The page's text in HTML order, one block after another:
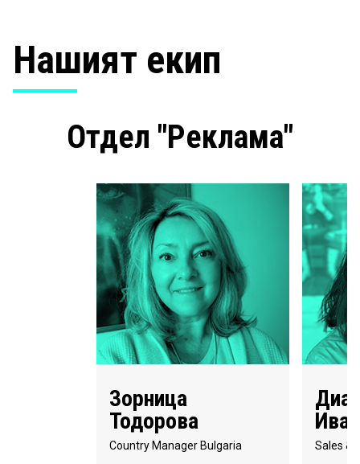
Нашият екип
Отдел "Реклама"
Зорница
Тодорова
Country Manager Bulgaria Sales &